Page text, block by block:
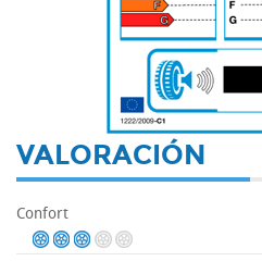
VALORACIÓN
Confort